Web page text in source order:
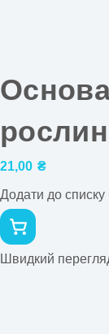
рослин
21,00 ₴
Додати до
Швидкий